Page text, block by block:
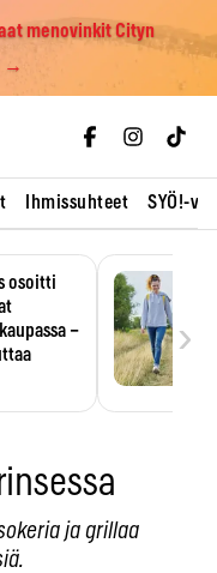
menovinkit Cityn
→
Ihmissuhteet SYÖ!-
osoitti
–
›
ja grillaa